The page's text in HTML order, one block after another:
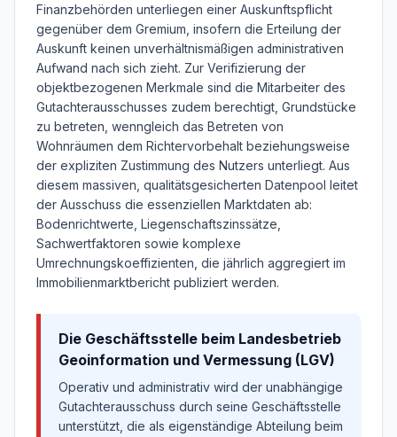
Finanzbehörden unterliegen einer Auskunftspflicht
gegenüber dem Gremium, insofern die Erteilung der
Auskunft keinen unverhältnismäßigen administrativen
Aufwand nach sich zieht. Zur Verifizierung der
objektbezogenen Merkmale sind die Mitarbeiter des
Gutachterausschusses zudem berechtigt, Grundstücke
zu betreten, wenngleich das Betreten von
Wohnräumen dem Richtervorbehalt beziehungsweise
der expliziten Zustimmung des Nutzers unterliegt. Aus
diesem massiven, qualitätsgesicherten Datenpool leitet
der Ausschuss die essenziellen Marktdaten ab:
Bodenrichtwerte, Liegenschaftszinssätze,
Sachwertfaktoren sowie komplexe
Umrechnungskoeffizienten, die jährlich aggregiert im
Immobilienmarktbericht publiziert werden.
Die Geschäftsstelle beim Landesbetrieb
Geoinformation und Vermessung (LGV)
Operativ und administrativ wird der unabhängige
Gutachterausschuss durch seine Geschäftsstelle
unterstützt, die als eigenständige Abteilung beim